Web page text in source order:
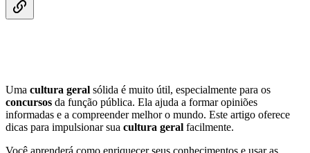
Uma cultura geral sólida é muito útil, especialmente para os
concursos da função pública. Ela ajuda a formar opiniões
informadas e a compreender melhor o mundo. Este artigo oferece
dicas para impulsionar sua cultura geral facilmente.
Você aprenderá como enriquecer seus conhecimentos e usar as